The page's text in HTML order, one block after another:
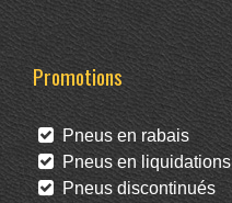
Promotions
Pneus en rabais
Pneus en liquidations
Pneus discontinués